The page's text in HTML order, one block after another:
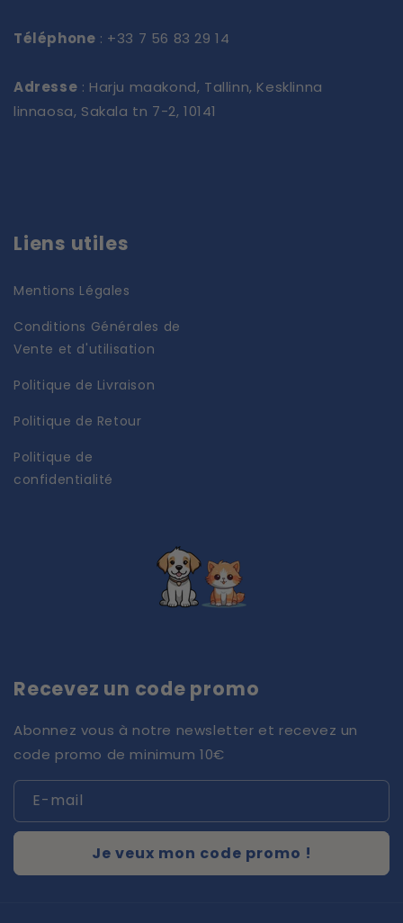
Téléphone : +33 7 56 83 29 14
Adresse : Harju maakond, Tallinn, Kesklinna
linnaosa, Sakala tn 7-2, 10141
Liens utiles
Mentions Légales
Conditions Générales de
Vente et d'utilisation
Politique de Livraison
Politique de Retour
Politique de
confidentialité
Recevez un code promo
Abonnez vous à notre newsletter et recevez un
code promo de minimum 10€
E-mail
Je veux mon code promo !